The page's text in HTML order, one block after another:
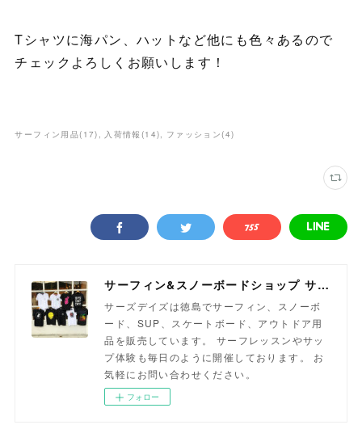
Tシャツに海パン、ハットなど他にも色々あるので
チェックよろしくお願いします！
サーフィン用品( 17) 入荷情報 (14) ファッション(4)
サーフィン&スノーボードショップ サーズデイズ徳島
サーズデイズは徳島でサーフィン、スノーボ
ード、SUP、スケートボード、アウトドア用
品を販売しています。 サーフレッスンやサッ
プ体験も毎日のように開催しております。 お
気軽にお問い合わせください。
フォロー